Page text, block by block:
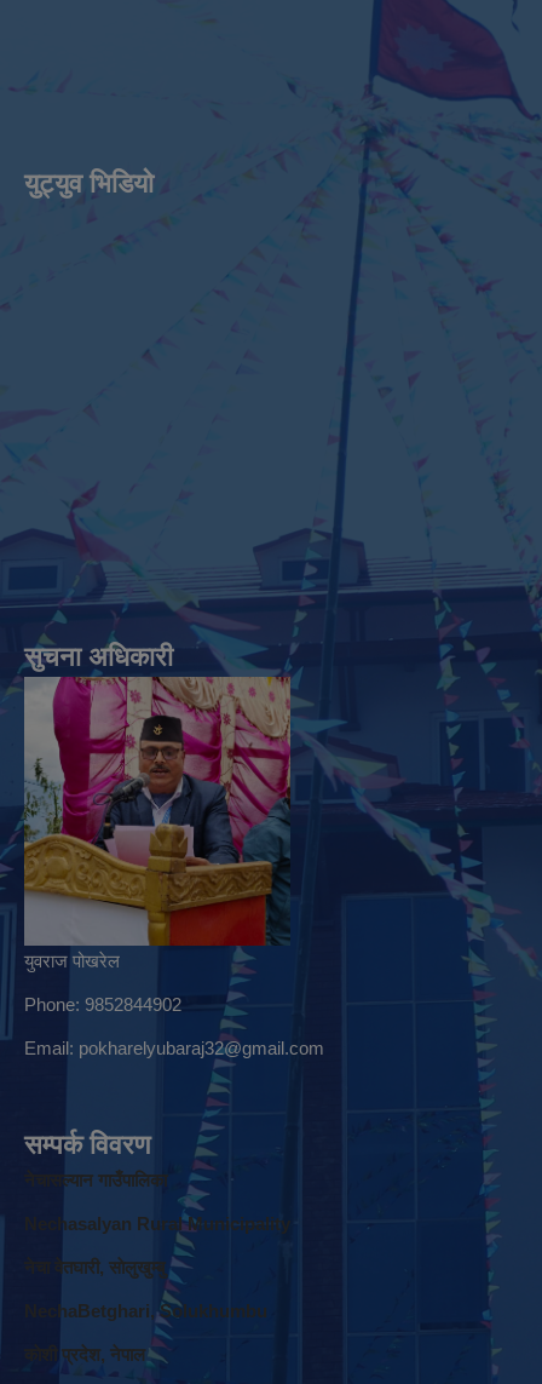
युट्युव भिडियाे
सुचना अधिकारी
युवराज पोखरेल
Phone: 9852844902
Email: pokharelyubaraj32@gmail.com
सम्पर्क विवरण
नेचासल्यान गाउँपालिका
Nechasalyan Rural Municipality
नेचा वेतघारी, साेलुखुम्बु
NechaBetghari, Solukhumbu
काेशी प्रदेश, नेपाल